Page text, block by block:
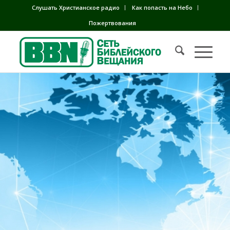
Слушать Христианское радио
Как попасть на Небо
Пожертвования